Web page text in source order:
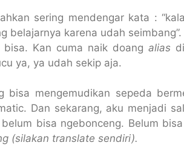
sering mendengar kata :
belajarnya karena udah
Kan cuma naik doang alias
ya, ya udah sekip aja.
bisa mengemudikan sepeda
Dan sekarang, aku menjadi
bisa ngebonceng. Belum
(silakan translate sendiri).